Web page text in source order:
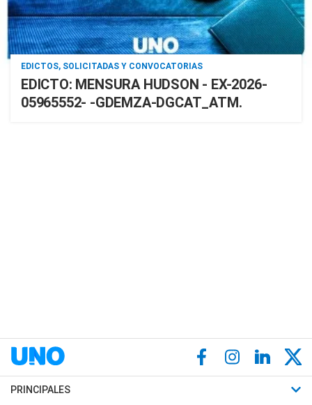
EDICTOS, SOLICITADAS Y CONVOCATORIAS
EDICTO: MENSURA HUDSON - EX-2026-
05965552- -GDEMZA-DGCAT_ATM.
PRINCIPALES